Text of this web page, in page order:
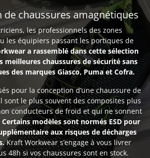
de chaussures amagnétiques
les professionnels des zones
les équipiers passant les portiques de
a rassemblé dans cette sélection
meilleures chaussures de sécurité sans
des marques Giasco, Puma et Cofra.
pour la conception d’une chaussure de
sont le plus souvent des composites plus
conducteurs de froid et qui ne sonnent
Certains modèles sont normés ESD pour
aux risques de décharges
Kraft Workwear s’engage à vous livrer
48h si vos chaussures sont en stock.